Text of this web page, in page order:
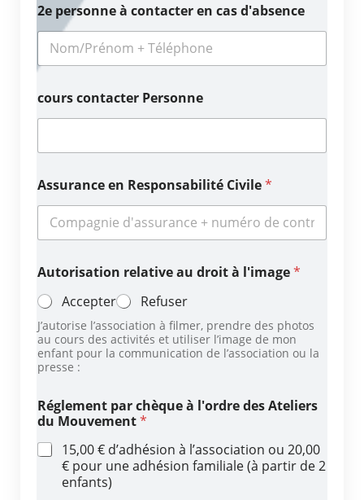
2e personne à contacter en cas d'absence
cours contacter Personne
Assurance en Responsabilité Civile*
Autorisation relative au droit à l'image*
Accepter
Refuser
J’autorise l’association à filmer, prendre des photos
au cours des activités et utiliser l’image de mon
enfant pour la communication de l’association ou la
presse :
Réglement par chèque à l'ordre des Ateliers
du Mouvement*
15,00 € d’adhésion à l’association ou 20,00
€ pour une adhésion familiale (à partir de 2
enfants)